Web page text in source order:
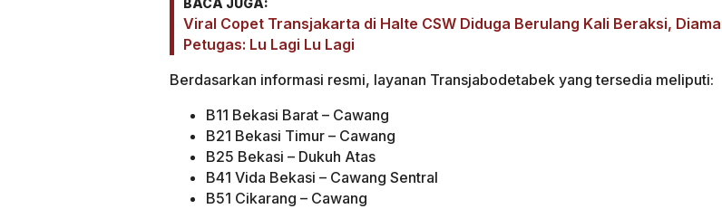
BACA JUGA:
Viral Copet Transjakarta di Halte CSW Diduga Berulang Kali Beraksi,
Petugas: Lu Lagi Lu Lagi
Berdasarkan informasi resmi, layanan Transjabodetabek yang tersedia meliputi:
B11 Bekasi Barat – Cawang
B21 Bekasi Timur – Cawang
B25 Bekasi – Dukuh Atas
B41 Vida Bekasi – Cawang Sentral
B51 Cikarang – Cawang